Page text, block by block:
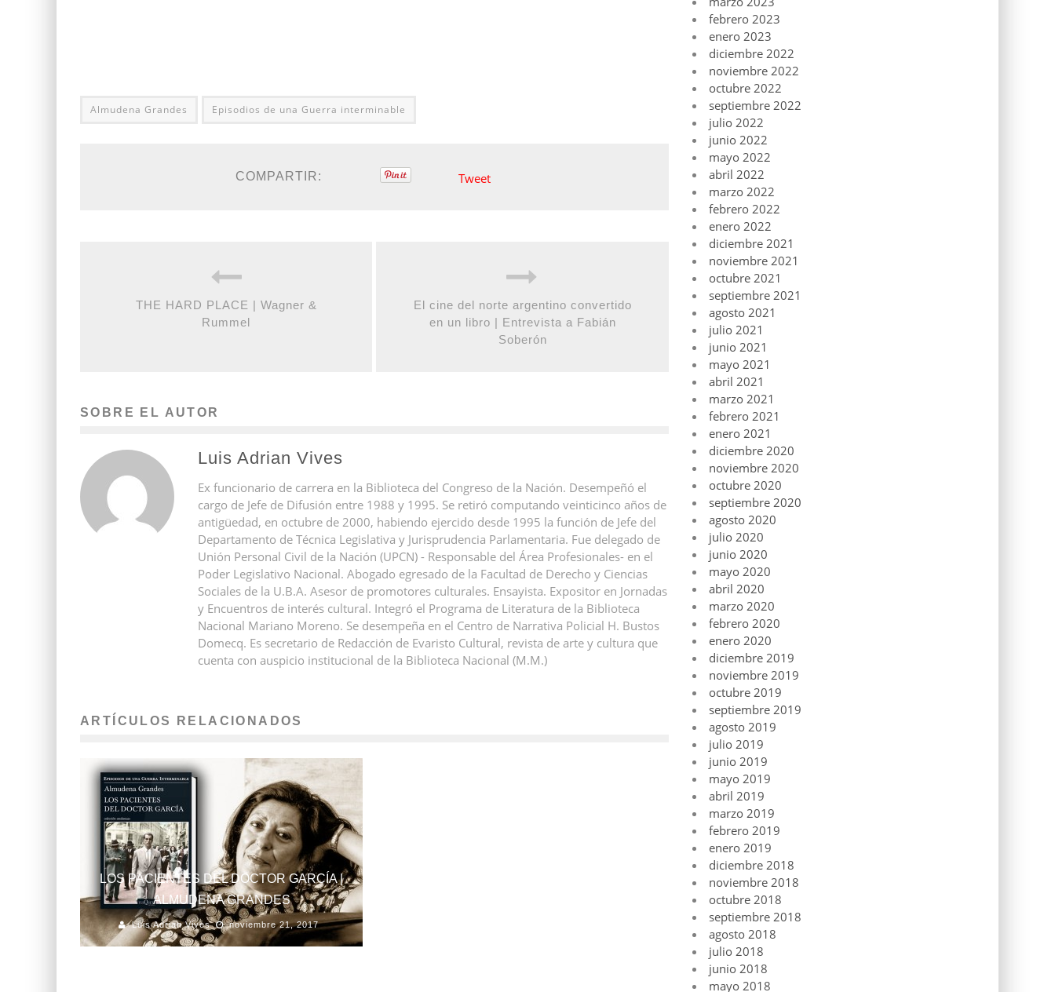
Almudena Grandes Episodios de una Guerra interminable
COMPARTIR: Tweet
THE HARD PLACE | Wagner &
Rummel
El cine del norte argentino convertido
en un libro | Entrevista a Fabián
Soberón
SOBRE EL AUTOR
Luis Adrian Vives
Ex funcionario de carrera en la Biblioteca del Congreso de la Nación. Desempeñó el
cargo de Jefe de Difusión entre 1988 y 1995. Se retiró computando veinticinco años de
antigüedad, en octubre de 2000, habiendo ejercido desde 1995 la función de Jefe del
Departamento de Técnica Legislativa y Jurisprudencia Parlamentaria. Fue delegado de
Unión Personal Civil de la Nación (UPCN) - Responsable del Área Profesionales- en el
Poder Legislativo Nacional. Abogado egresado de la Facultad de Derecho y Ciencias
Sociales de la U.B.A. Asesor de promotores culturales. Ensayista. Expositor en Jornadas
y Encuentros de interés cultural. Integró el Programa de Literatura de la Biblioteca
Nacional Mariano Moreno. Se desempeña en el Centro de Narrativa Policial H. Bustos
Domecq. Es secretario de Redacción de Evaristo Cultural, revista de arte y cultura que
cuenta con auspicio institucional de la Biblioteca Nacional (M.M.)
ARTÍCULOS RELACIONADOS
LOS PACIENTES DEL DOCTOR GARCÍA |
ALMUDENA GRANDES
Luis Adrian Vives noviembre 21, 2017
febrero 2023
enero 2023
diciembre 2022
noviembre 2022
octubre 2022
septiembre 2022
julio 2022
junio 2022
mayo 2022
abril 2022
marzo 2022
febrero 2022
enero 2022
diciembre 2021
noviembre 2021
octubre 2021
septiembre 2021
agosto 2021
julio 2021
junio 2021
mayo 2021
abril 2021
marzo 2021
febrero 2021
enero 2021
diciembre 2020
noviembre 2020
octubre 2020
septiembre 2020
agosto 2020
julio 2020
junio 2020
mayo 2020
abril 2020
marzo 2020
febrero 2020
enero 2020
diciembre 2019
noviembre 2019
octubre 2019
septiembre 2019
agosto 2019
julio 2019
junio 2019
mayo 2019
abril 2019
marzo 2019
febrero 2019
enero 2019
diciembre 2018
noviembre 2018
octubre 2018
septiembre 2018
agosto 2018
julio 2018
junio 2018
mayo 2018